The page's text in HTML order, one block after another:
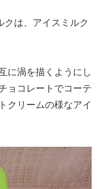
クは、アイスミルク
に渦を描くようにし
ョコレートでコーテ
クリームの様なアイ